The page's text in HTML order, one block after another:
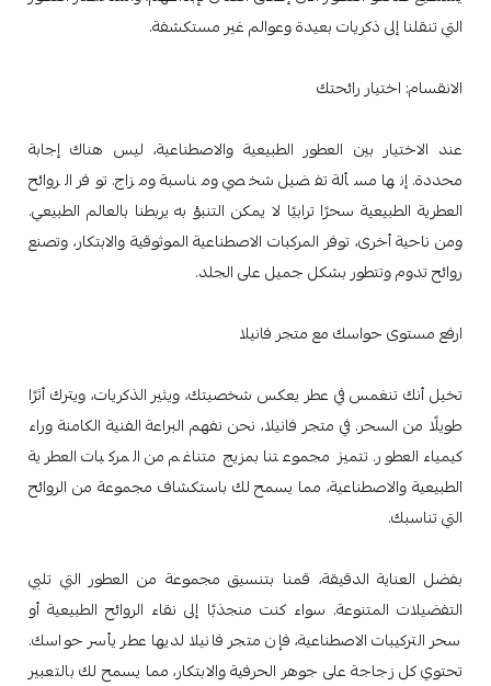
التي تنقلنا إلى ذكريات بعيدة وعوالم غير مستكشفة.
الانقسام: اختيار رائحتك
عند الاختيار بين العطور الطبيعية والاصطناعية، ليس هناك إجابة
محددة. إنها مسألة تفضيل شخصي ومناسبة ومزاج. توفر الروائح
العطرية الطبيعية سحرًا ترابيًا لا يمكن التنبؤ به يربطنا بالعالم الطبيعي.
ومن ناحية أخرى، توفر المركبات الاصطناعية الموثوقية والابتكار، وتصنع
روائح تدوم وتتطور بشكل جميل على الجلد.
ارفع مستوى حواسك مع متجر فانيلا
تخيل أنك تنغمس في عطر يعكس شخصيتك، ويثير الذكريات، ويترك أثرًا
طويلًا من السحر. في متجر فانيلا، نحن نفهم البراعة الفنية الكامنة وراء
كيمياء العطور. تتميز مجموعتنا بمزيج متناغم من المركبات العطرية
الطبيعية والاصطناعية، مما يسمح لك باستكشاف مجموعة من الروائح
التي تناسبك.
بفضل العناية الدقيقة، قمنا بتنسيق مجموعة من العطور التي تلبي
التفضيلات المتنوعة. سواء كنت منجذبًا إلى نقاء الروائح الطبيعية أو
سحر التركيبات الاصطناعية، فإن متجر فانيلا لديها عطر يأسر حواسك.
تحتوي كل زجاجة على جوهر الحرفية والابتكار، مما يسمح لك بالتعبير